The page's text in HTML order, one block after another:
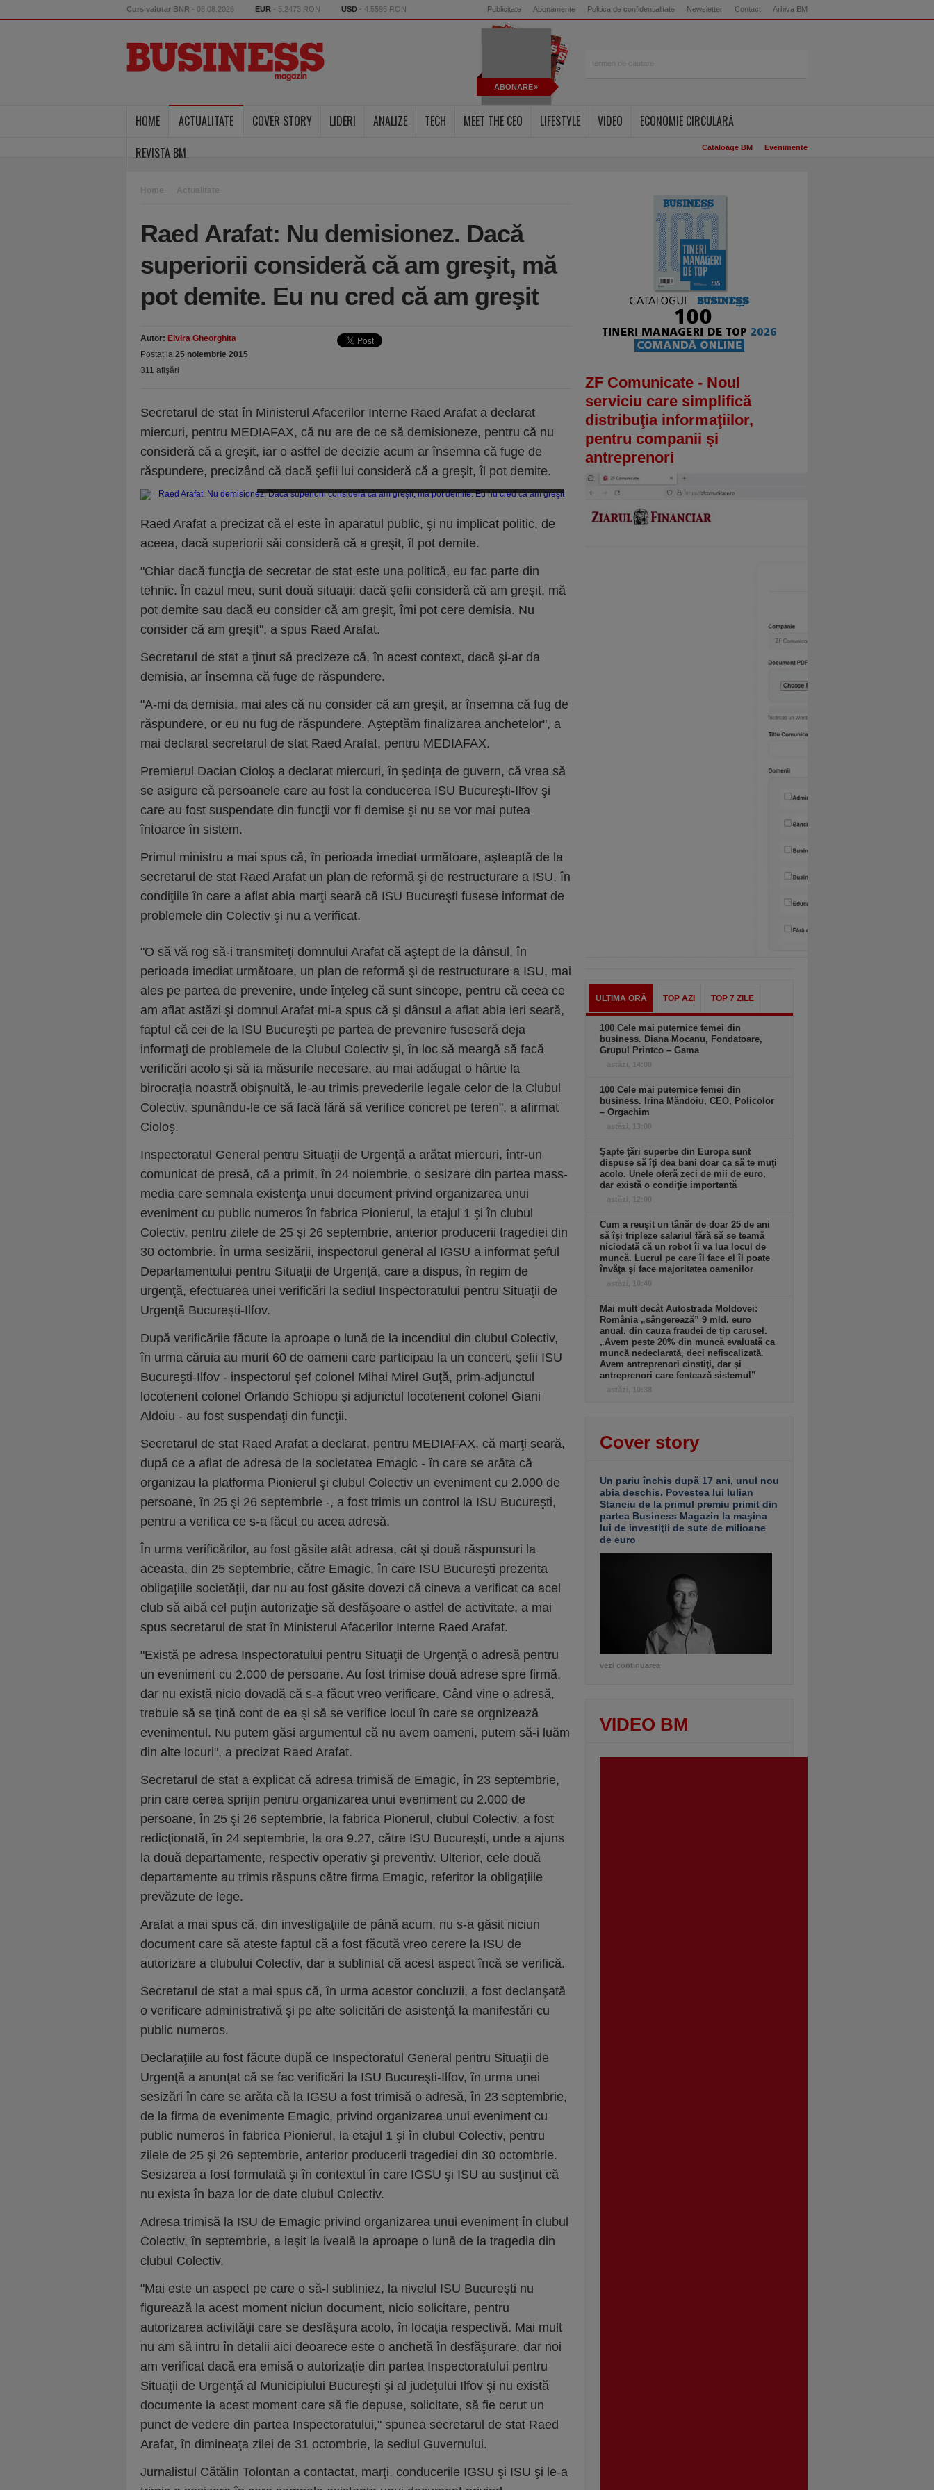
Curs valutar BNR - 08.08.2026 EUR - 5.2473 RON USD - 4.5595 RON Publicitate Abonamente Politica de confidentialitate Newsletter Contact Arhiva BM
ABONARE
HOME ACTUALITATE COVER STORY LIDERI ANALIZE TECH MEET THE CEO LIFESTYLE VIDEO
ECONOMIE CIRCULARĂ
REVISTA BM
Cataloage BM Evenimente
Home Actualitate
Raed Arafat: Nu demisionez. Dacă
superiorii consideră că am greşit, mă
pot demite. Eu nu cred că am greşit
Autor: Elvira Gheorghita
Postat la 25 noiembrie 2015
311 afişări
Secretarul de stat în Ministerul Afacerilor Interne Raed Arafat a declarat
miercuri, pentru MEDIAFAX, că nu are de ce să demisioneze, pentru că nu
consideră că a greşit, iar o astfel de decizie acum ar însemna că fuge de
răspundere, precizând că dacă şefii lui consideră că a greşit, îl pot demite.
Raed Arafat a precizat că el este în aparatul public, şi nu implicat politic, de
aceea, dacă superiorii săi consideră că a greşit, îl pot demite.
"Chiar dacă funcţia de secretar de stat este una politică, eu fac parte din
tehnic. În cazul meu, sunt două situaţii: dacă şefii consideră că am greşit, mă
pot demite sau dacă eu consider că am greşit, îmi pot cere demisia. Nu
consider că am greşit", a spus Raed Arafat.
Secretarul de stat a ţinut să precizeze că, în acest context, dacă şi-ar da
demisia, ar însemna că fuge de răspundere.
"A-mi da demisia, mai ales că nu consider că am greşit, ar însemna că fug de
răspundere, or eu nu fug de răspundere. Aşteptăm finalizarea anchetelor", a
mai declarat secretarul de stat Raed Arafat, pentru MEDIAFAX.
Premierul Dacian Cioloş a declarat miercuri, în şedinţa de guvern, că vrea să
se asigure că persoanele care au fost la conducerea ISU Bucureşti-Ilfov şi
care au fost suspendate din funcţii vor fi demise şi nu se vor mai putea
întoarce în sistem.
Primul ministru a mai spus că, în perioada imediat următoare, aşteaptă de la
secretarul de stat Raed Arafat un plan de reformă şi de restructurare a ISU, în
condiţiile în care a aflat abia marţi seară că ISU Bucureşti fusese informat de
problemele din Colectiv şi nu a verificat.
"O să vă rog să-i transmiteţi domnului Arafat că aştept de la dânsul, în
perioada imediat următoare, un plan de reformă şi de restructurare a ISU, mai
ales pe partea de prevenire, unde înţeleg că sunt sincope, pentru că ceea ce
am aflat astăzi şi domnul Arafat mi-a spus că şi dânsul a aflat abia ieri seară,
faptul că cei de la ISU Bucureşti pe partea de prevenire fuseseră deja
informaţi de problemele de la Clubul Colectiv şi, în loc să meargă să facă
verificări acolo şi să ia măsurile necesare, au mai adăugat o hârtie la
birocraţia noastră obişnuită, le-au trimis prevederile legale celor de la Clubul
Colectiv, spunându-le ce să facă fără să verifice concret pe teren", a afirmat
Cioloş.
Inspectoratul General pentru Situaţii de Urgenţă a arătat miercuri, într-un
comunicat de presă, că a primit, în 24 noiembrie, o sesizare din partea mass-
media care semnala existenţa unui document privind organizarea unui
eveniment cu public numeros în fabrica Pionierul, la etajul 1 şi în clubul
Colectiv, pentru zilele de 25 şi 26 septembrie, anterior producerii tragediei din
30 octombrie. În urma sesizării, inspectorul general al IGSU a informat şeful
Departamentului pentru Situaţii de Urgenţă, care a dispus, în regim de
urgenţă, efectuarea unei verificări la sediul Inspectoratului pentru Situaţii de
Urgenţă Bucureşti-Ilfov.
După verificările făcute la aproape o lună de la incendiul din clubul Colectiv,
în urma căruia au murit 60 de oameni care participau la un concert, şefii ISU
Bucureşti-Ilfov - inspectorul şef colonel Mihai Mirel Guţă, prim-adjunctul
locotenent colonel Orlando Schiopu şi adjunctul locotenent colonel Giani
Aldoiu - au fost suspendaţi din funcţii.
Secretarul de stat Raed Arafat a declarat, pentru MEDIAFAX, că marţi seară,
după ce a aflat de adresa de la societatea Emagic - în care se arăta că
organizau la platforma Pionierul şi clubul Colectiv un eveniment cu 2.000 de
persoane, în 25 şi 26 septembrie -, a fost trimis un control la ISU Bucureşti,
pentru a verifica ce s-a făcut cu acea adresă.
În urma verificărilor, au fost găsite atât adresa, cât şi două răspunsuri la
aceasta, din 25 septembrie, către Emagic, în care ISU Bucureşti prezenta
obligaţiile societăţii, dar nu au fost găsite dovezi că cineva a verificat ca acel
club să aibă cel puţin autorizaţie să desfăşoare o astfel de activitate, a mai
spus secretarul de stat în Ministerul Afacerilor Interne Raed Arafat.
"Există pe adresa Inspectoratului pentru Situaţii de Urgenţă o adresă pentru
un eveniment cu 2.000 de persoane. Au fost trimise două adrese spre firmă,
dar nu există nicio dovadă că s-a făcut vreo verificare. Când vine o adresă,
trebuie să se ţină cont de ea şi să se verifice locul în care se orgnizează
evenimentul. Nu putem găsi argumentul că nu avem oameni, putem să-i luăm
din alte locuri", a precizat Raed Arafat.
Secretarul de stat a explicat că adresa trimisă de Emagic, în 23 septembrie,
prin care cerea sprijin pentru organizarea unui eveniment cu 2.000 de
persoane, în 25 şi 26 septembrie, la fabrica Pionerul, clubul Colectiv, a fost
redicţionată, în 24 septembrie, la ora 9.27, către ISU Bucureşti, unde a ajuns
la două departamente, respectiv operativ şi preventiv. Ulterior, cele două
departamente au trimis răspuns către firma Emagic, referitor la obligaţiile
prevăzute de lege.
Arafat a mai spus că, din investigaţiile de până acum, nu s-a găsit niciun
document care să ateste faptul că a fost făcută vreo cerere la ISU de
autorizare a clubului Colectiv, dar a subliniat că acest aspect încă se verifică.
Secretarul de stat a mai spus că, în urma acestor concluzii, a fost declanşată
o verificare administrativă şi pe alte solicitări de asistenţă la manifestări cu
public numeros.
Declaraţiile au fost făcute după ce Inspectoratul General pentru Situaţii de
Urgenţă a anunţat că se fac verificări la ISU Bucureşti-Ilfov, în urma unei
sesizări în care se arăta că la IGSU a fost trimisă o adresă, în 23 septembrie,
de la firma de evenimente Emagic, privind organizarea unui eveniment cu
public numeros în fabrica Pionierul, la etajul 1 şi în clubul Colectiv, pentru
zilele de 25 şi 26 septembrie, anterior producerii tragediei din 30 octombrie.
Sesizarea a fost formulată şi în contextul în care IGSU şi ISU au susţinut că
nu exista în baza lor de date clubul Colectiv.
Adresa trimisă la ISU de Emagic privind organizarea unui eveniment în clubul
Colectiv, în septembrie, a ieşit la iveală la aproape o lună de la tragedia din
clubul Colectiv.
"Mai este un aspect pe care o să-l subliniez, la nivelul ISU Bucureşti nu
figurează la acest moment niciun document, nicio solicitare, pentru
autorizarea activităţii care se desfăşura acolo, în locaţia respectivă. Mai mult
nu am să intru în detalii aici deoarece este o anchetă în desfăşurare, dar noi
am verificat dacă era emisă o autorizaţie din partea Inspectoratului pentru
Situaţii de Urgenţă al Municipiului Bucureşti şi al judeţului Ilfov şi nu există
documente la acest moment care să fie depuse, solicitate, să fie cerut un
punct de vedere din partea Inspectoratului," spunea secretarul de stat Raed
Arafat, în dimineaţa zilei de 31 octombrie, la sediul Guvernului.
Jurnalistul Cătălin Tolontan a contactat, marţi, conducerile IGSU şi ISU şi le-a
ZF Comunicate - Noul
serviciu care simplifică
distribuţia informaţiilor,
pentru companii şi
antreprenori
ULTIMA ORĂ TOP AZI TOP 7 ZILE
100 Cele mai puternice femei din
business. Diana Mocanu, Fondatoare,
Grupul Printco – Gama
astăzi, 14:00
100 Cele mai puternice femei din
business. Irina Măndoiu, CEO, Policolor
– Orgachim
astăzi, 13:00
Şapte ţări superbe din Europa sunt
dispuse să îţi dea bani doar ca să te muţi
acolo. Unele oferă zeci de mii de euro,
dar există o condiţie importantă
astăzi, 12:00
Cum a reuşit un tânăr de doar 25 de ani
să îşi tripleze salariul fără să se teamă
niciodată că un robot îi va lua locul de
muncă. Lucrul pe care îl face el îl poate
învăţa şi face majoritatea oamenilor
astăzi, 10:40
Mai mult decât Autostrada Moldovei:
România „sângerează” 9 mld. euro
anual. din cauza fraudei de tip carusel.
„Avem peste 20% din muncă evaluată ca
muncă nedeclarată, deci nefiscalizată.
Avem antreprenori cinstiţi, dar şi
antreprenori care fentează sistemul”
astăzi, 10:38
Cover story
Un pariu închis după 17 ani, unul nou
abia deschis. Povestea lui Iulian
Stanciu de la primul premiu primit din
partea Business Magazin la maşina
lui de investiţii de sute de milioane
de euro
vezi continuarea
VIDEO BM